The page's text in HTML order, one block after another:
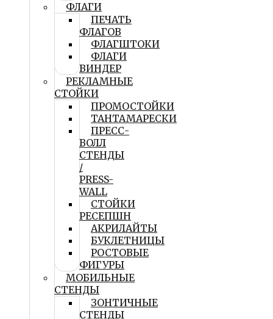
ФЛАГИ
ПЕЧАТЬ
ФЛАГОВ
ФЛАГШТОКИ
ФЛАГИ
ВИНДЕР
РЕКЛАМНЫЕ
СТОЙКИ
ПРОМОСТОЙКИ
ТАНТАМАРЕСКИ
ПРЕСС-
ВОЛЛ
СТЕНДЫ
/
PRESS-
WALL
СТОЙКИ
РЕСЕПШН
АКРИЛАЙТЫ
БУКЛЕТНИЦЫ
РОСТОВЫЕ
ФИГУРЫ
МОБИЛЬНЫЕ
СТЕНДЫ
ЗОНТИЧНЫЕ
СТЕНДЫ